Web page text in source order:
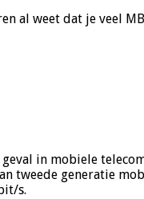
al weet dat je veel
in mobiele
tweede generatie
s.